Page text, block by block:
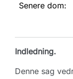
Senere dom:
Indledning.
Denne sag